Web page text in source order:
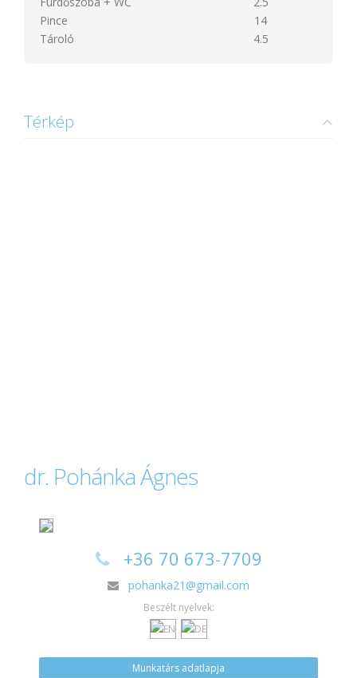
Pince
14
Tároló
4.5
Térkép
dr. Pohánka Ágnes
+36 70 673-7709
pohanka21@gmail.com
Beszélt nyelvek:
Munkatárs adatlapja